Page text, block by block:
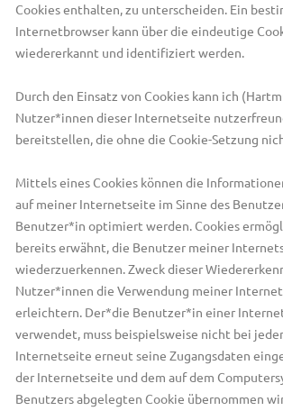
Cookies enthalten, zu unterscheiden. Ein
Internetbrowser kann über die eindeutige
wiedererkannt und identifiziert werden.
Durch den Einsatz von Cookies kann ich
Nutzer*innen dieser Internetseite
bereitstellen, die ohne die Cookie-Setzung
Mittels eines Cookies können die
auf meiner Internetseite im Sinne des
Benutzer*in optimiert werden. Cookies
bereits erwähnt, die Benutzer meiner
wiederzuerkennen. Zweck dieser
Nutzer*innen die Verwendung meiner
erleichtern. Der*die Benutzer*in einer
verwendet, muss beispielsweise nicht bei
Internetseite erneut seine Zugangsdaten
der Internetseite und dem auf dem
Benutzers abgelegten Cookie übernommen